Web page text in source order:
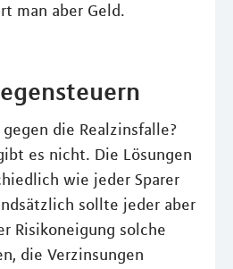
man aber Geld.
die Realzinsfalle?
es nicht. Die Lösungen
wie jeder Sparer
sollte jeder aber
Risikoneigung solche
die Verzinsungen